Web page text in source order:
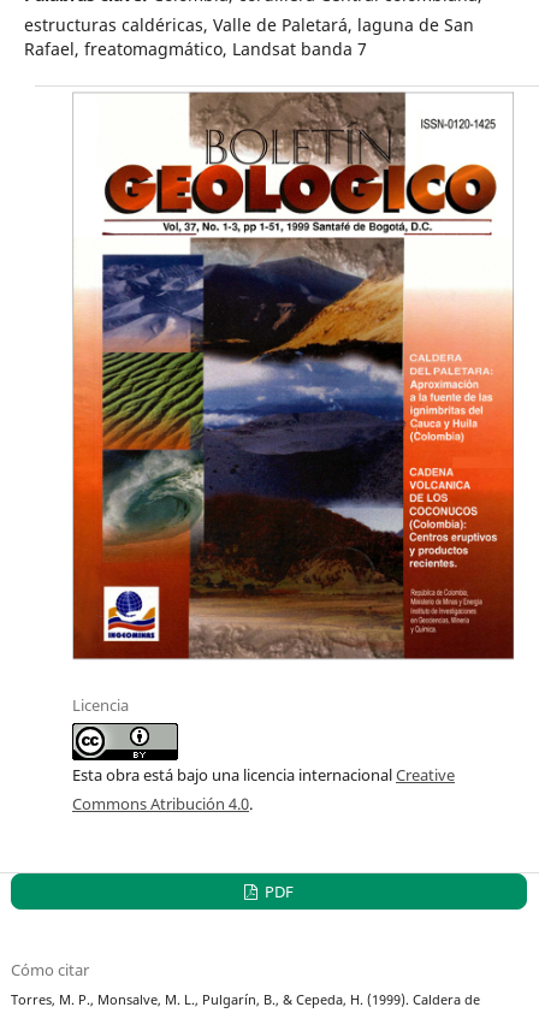
estructuras caldéricas, Valle de Paletará, laguna de San
Rafael, freatomagmático, Landsat banda 7
Licencia
Esta obra está bajo una licencia internacionalCreative
Commons Atribución 4.0.
PDF
Cómo citar
Torres, M. P., Monsalve, M. L., Pulgarín, B., & Cepeda, H. (1999). Caldera de